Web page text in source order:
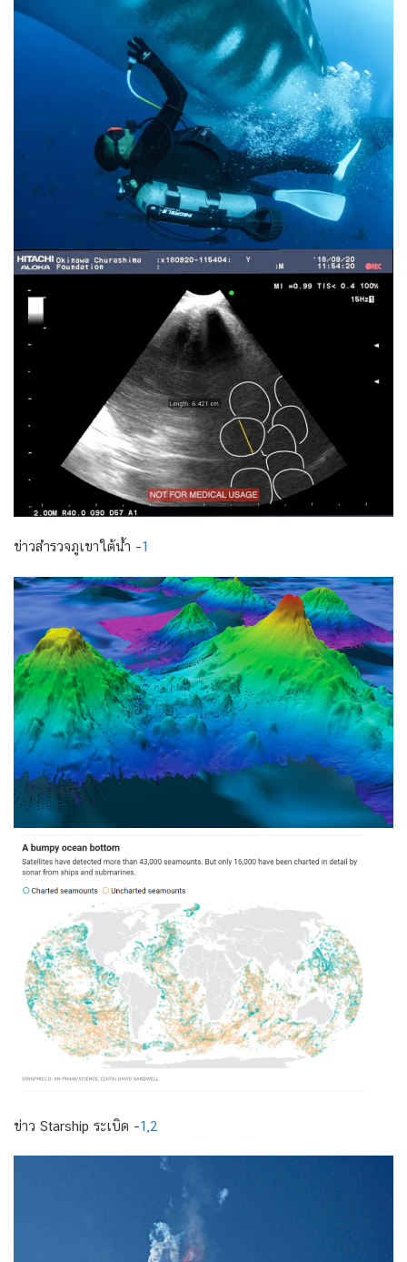
ข่าวสำรวจภูเขาใต้น้ำ –1
ข่าว Starship ระเบิด –1 2